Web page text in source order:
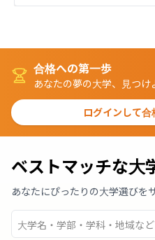
合格への第一歩
あなたの夢の大学、見つけ
ログインして
ベストマッチな大
あなたにぴったりの大学選びを